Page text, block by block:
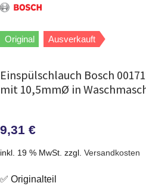
Original Ausverkauft
Einspülschlauch Bosch
mit 10,5mmØ in
9,31 €
inkl. 19 % MwSt. zzgl. Versandkosten
✅ Originalteil